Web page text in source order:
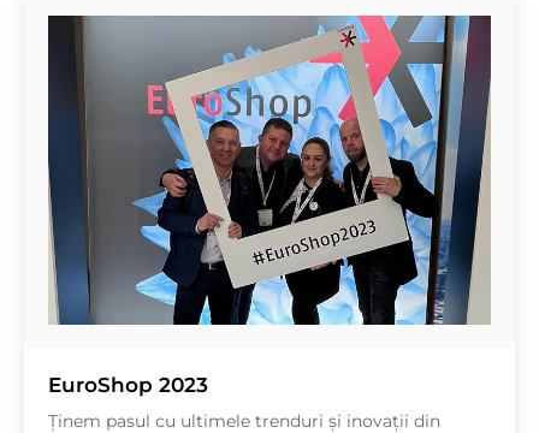
EuroShop 2023
Ținem pasul cu ultimele trenduri și inovații din